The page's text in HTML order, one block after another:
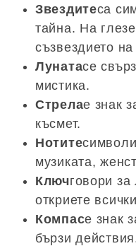
Звездитеса
тайна. На
съзвездието
Лунатасе
мистика.
Стрелае знак
късмет.
Нотите
музиката,
Ключговори
откриете
Компасе знак
бързи